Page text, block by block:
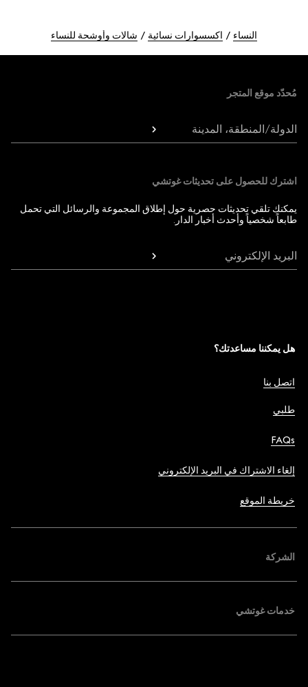
النساء اكسسوارات نسائية شالات وأوشحة للنساء
مُحدّد موقع المتجر
الدولة/المنطقة، المدينة
اشترك للحصول على تحديثات غوتشي
يمكنك تلقي تحديثات حصرية حول إطلاق المجموعة والرسائل التي تحمل
طابعاً شخصياً وأحدث أخبار الدار.
البريد الإلكتروني
هل يمكننا مساعدتك؟
اتصل بنا
طلبي
FAQs
إلغاء الاشتراك في البريد الإلكتروني
خريطة الموقع
الشركة
خدمات غوتشي